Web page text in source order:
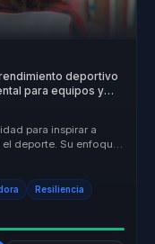
deportivo
para equipos y
para inspirar a
deporte. Su enfoque
Resiliencia